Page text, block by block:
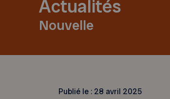
Actualités
Nouvelle
Publié le : 28 avril 2025